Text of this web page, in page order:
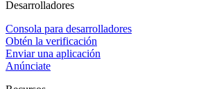
Desarrolladores
Consola para desarrolladores
Obtén la verificación
Enviar una aplicación
Anúnciate